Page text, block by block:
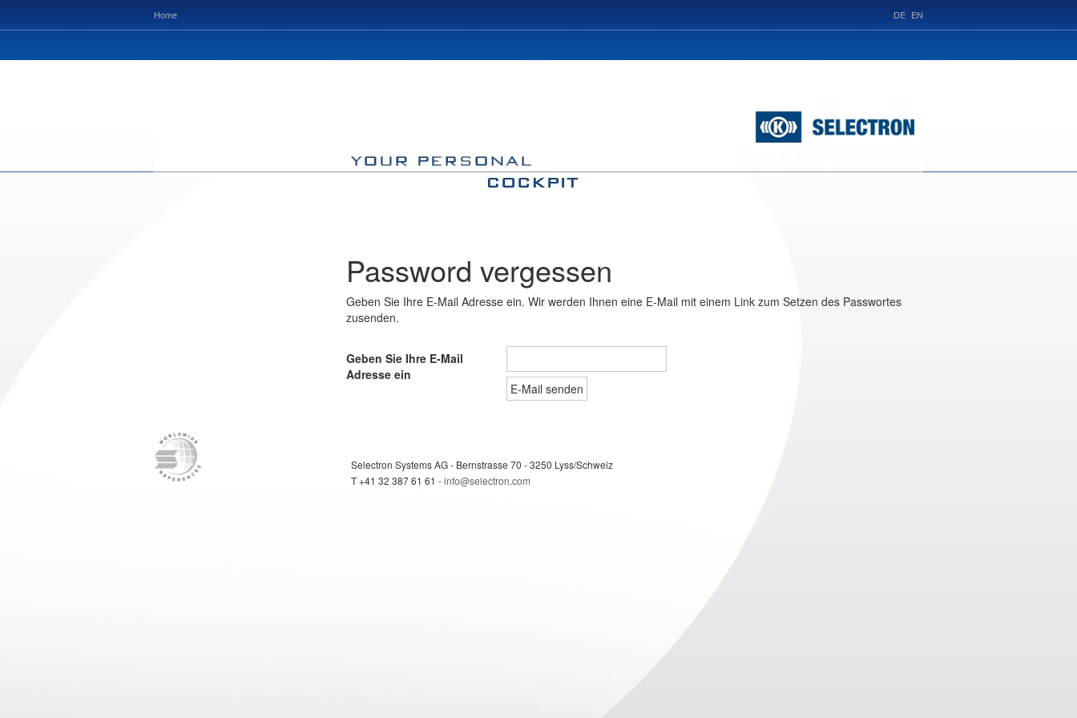
EN
DE
Home
Password vergessen
Geben Sie Ihre E-Mail Adresse ein. Wir werden Ihnen eine E-Mail mit einem Link zum Setzen des Passwortes
zusenden.
Geben Sie Ihre E-Mail
Adresse ein
Selectron Systems AG - Bernstrasse 70 - 3250 Lyss/Schweiz
T +41 32 387 61 61 -info@selectron.com